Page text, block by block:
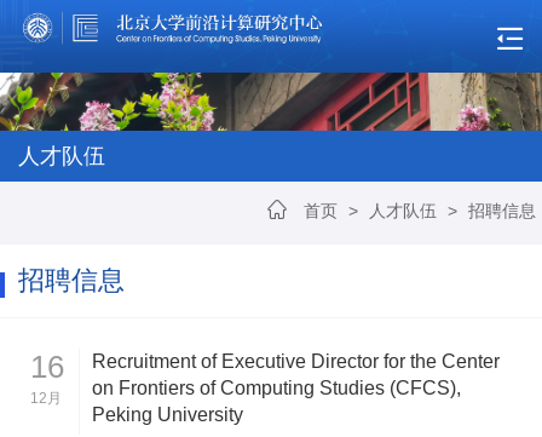
人才队伍
首页 > 人才队伍 > 招聘信息
招聘信息
16
12月
Recruitment of Executive Director for the Center
on Frontiers of Computing Studies (CFCS),
Peking University